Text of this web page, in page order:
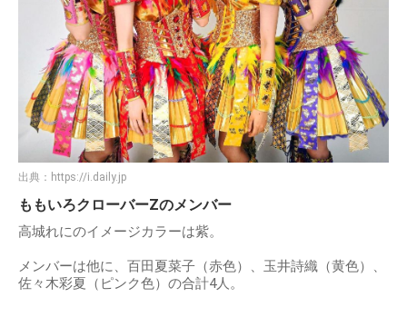
出典： https://i.daily.jp
ももいろクローバーZのメンバー
高城れにのイメージカラーは紫。
メンバーは他に、百田夏菜子（赤色）、玉井詩織（黄色）、
佐々木彩夏（ピンク色）の合計4人。